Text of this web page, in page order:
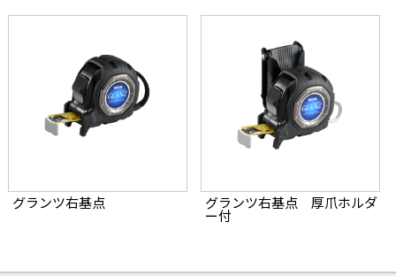
グランツ右基点
グランツ右基点 厚爪ホルダ
ー付